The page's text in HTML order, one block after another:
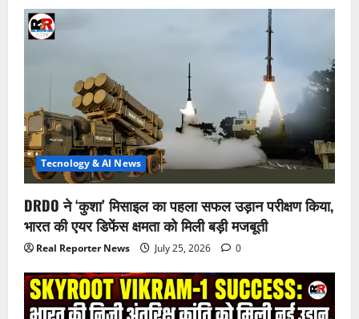
Tecnology & AI News
DRDO ने ‘कुशा’ मिसाइल का पहला सफल उड़ान परीक्षण किया,
भारत की एयर डिफेंस क्षमता को मिली बड़ी मजबूती
Real Reporter News July 25, 2026 0